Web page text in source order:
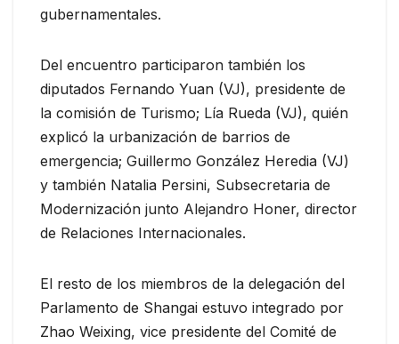
gubernamentales.
Del encuentro participaron también los
diputados Fernando Yuan (VJ), presidente de
la comisión de Turismo; Lía Rueda (VJ), quién
explicó la urbanización de barrios de
emergencia; Guillermo González Heredia (VJ)
y también Natalia Persini, Subsecretaria de
Modernización junto Alejandro Honer, director
de Relaciones Internacionales.
El resto de los miembros de la delegación del
Parlamento de Shangai estuvo integrado por
Zhao Weixing, vice presidente del Comité de